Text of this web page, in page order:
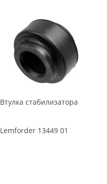
Втулка стабилизатора
Lemforder 13449 01